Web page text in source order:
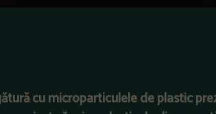
cu microparticulele de plastic